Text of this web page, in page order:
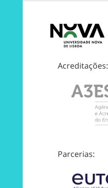
Acreditações:
Parcerias: